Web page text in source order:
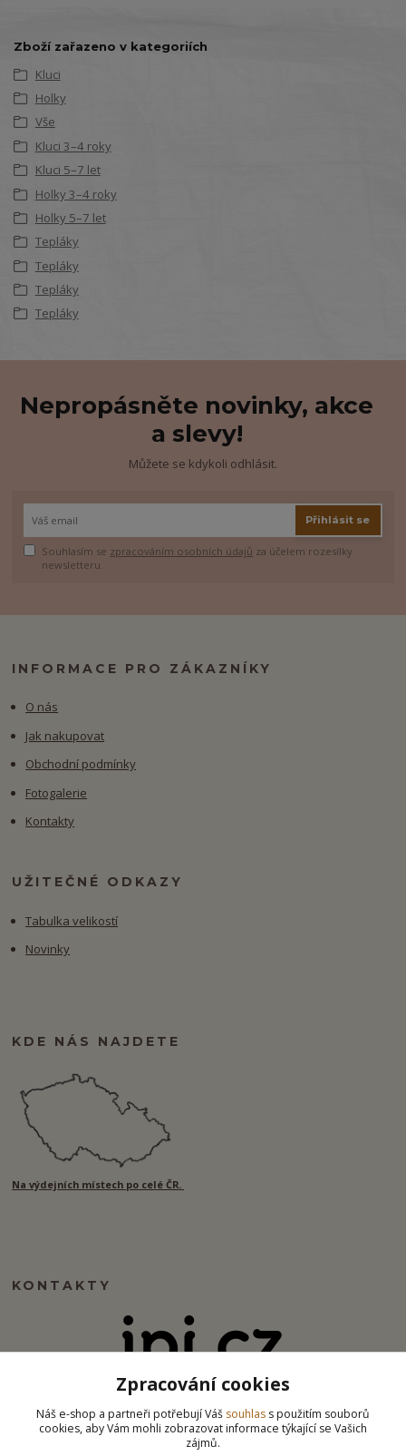
Zboží zařazeno v kategoriích
Kluci
Holky
Vše
Kluci 3–4 roky
Kluci 5–7 let
Holky 3–4 roky
Holky 5–7 let
Tepláky
Tepláky
Tepláky
Tepláky
Nepropásněte novinky, akce
a slevy!
Můžete se kdykoli odhlásit.
Přihlásit se
Souhlasím se zpracováním osobních údajů za účelem rozesílky
newsletteru.
INFORMACE PRO ZÁKAZNÍKY
O nás
Jak nakupovat
Obchodní podmínky
Fotogalerie
Kontakty
UŽITEČNÉ ODKAZY
Tabulka velikostí
Novinky
KDE NÁS NAJDETE
Na výdejních místech po celé ČR.
KONTAKTY
info@ipj.cz
Zpracování cookies
Náš e-shop a partneři potřebují Váš souhlas s použitím souborů
cookies, aby Vám mohli zobrazovat informace týkající se Vašich
zájmů.